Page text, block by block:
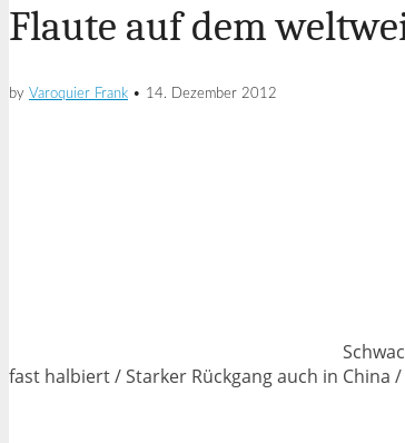
Flaute auf dem
by Varoquier Frank • 14. Dezember 2012
fast halbiert / Starker Rückgang auch in